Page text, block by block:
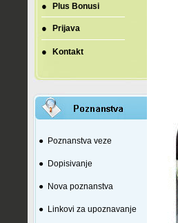
● Plus Bonusi
● Prijava
● Kontakt
● Poznanstva veze
● Dopisivanje
● Nova poznanstva
● Linkovi za upoznavanje